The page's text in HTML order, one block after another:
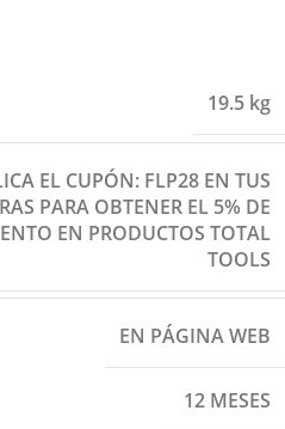
19.5 kg
EL CUPÓN: FLP28 EN TUS
PARA OBTENER EL 5% DE
EN PRODUCTOS TOTAL
TOOLS
EN PÁGINA WEB
12 MESES